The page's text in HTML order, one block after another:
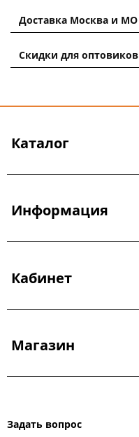
Доставка Москва и МО
Скидки для оптовиков
Каталог
Информация
Кабинет
Магазин
Задать вопрос